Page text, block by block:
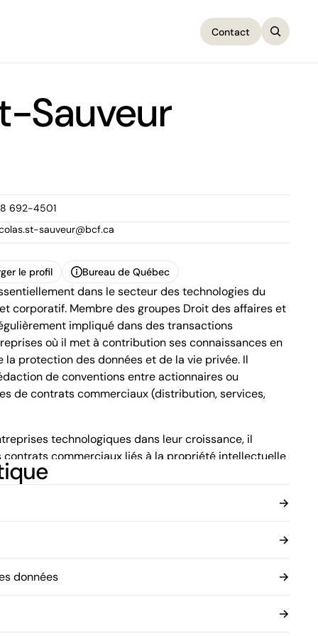
Contact
Sauveur
692-4501
sauveur@bcf.ca
le profil
le profil
Bureau de Québec
Bureau de Québec
Complexe Jules-Dallaire, tour 1
2828, boulevard Laurier, 12e étage
Québec (Québec) G1V 0B9
Canada
Tél. (418) 266-4500
Fax. (418) 266-4515
info.bcf@bcf.ca
dans le secteur des technologies du
corporatif. Membre des groupes Droit des affaires et
impliqué dans des transactions
où il met à contribution ses connaissances en
protection des données et de la vie privée. Il
de conventions entre actionnaires ou
de contrats commerciaux (distribution, services,
technologiques dans leur croissance, il
contrats commerciaux liés à la propriété intellectuelle
de licence de logiciels. Il accompagne également
mention au Tableau d'honneur de la Faculté,
des dossiers à teneur scientifique.
pertinents à propos de leur présence sur internet.
données